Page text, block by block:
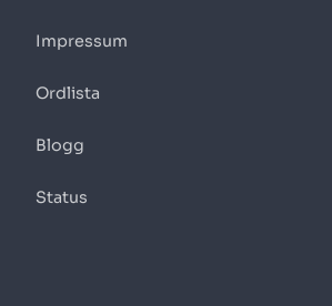
Impressum
Ordlista
Blogg
Status